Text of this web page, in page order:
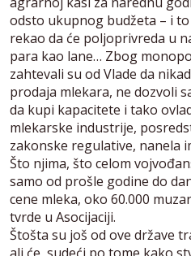
odsto ukupnog budžeta – i
rekao da će poljoprivreda u
para kao lane… Zbog
zahtevali su od Vlade da
prodaja mlekara, ne dozvoli
da kupi kapacitete i tako
mlekarske industrije,
zakonske regulative, nanela
Što njima, što celom
samo od prošle godine do
cene mleka, oko 60.000
tvrde u Asocijaciji.
Štošta su još od ove države